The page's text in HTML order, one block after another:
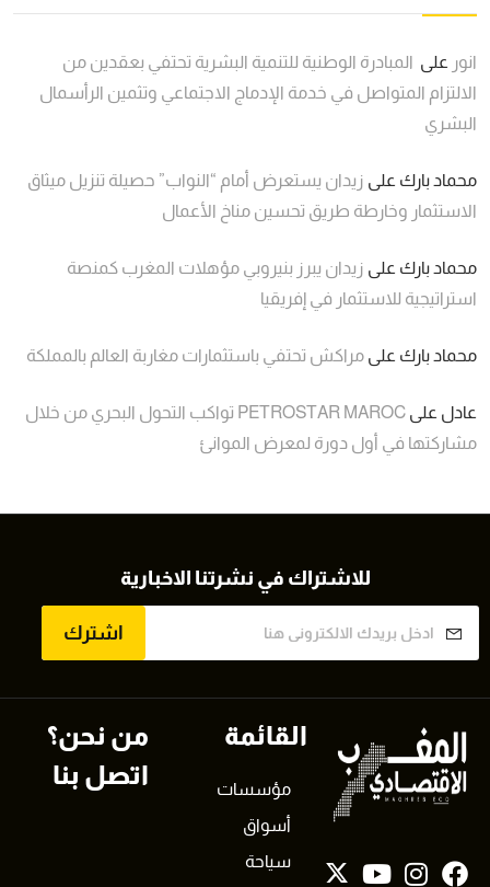
انور على المبادرة الوطنية للتنمية البشرية تحتفي بعقدين من
الالتزام المتواصل في خدمة الإدماج الاجتماعي وتثمين الرأسمال
البشري
محماد بارك على زيدان يستعرض أمام “النواب” حصيلة تنزيل ميثاق
الاستثمار وخارطة طريق تحسين مناخ الأعمال
محماد بارك على زيدان يبرز بنيروبي مؤهلات المغرب كمنصة
استراتيجية للاستثمار في إفريقيا
محماد بارك على مراكش تحتفي باستثمارات مغاربة العالم بالمملكة
عادل على
PETROSTAR MAROC تواكب التحول البحري من خلال
مشاركتها في أول دورة لمعرض الموانئ
للاشتراك في نشرتنا الاخبارية
اشترك
القائمة
مؤسسات
أسواق
سياحة
من نحن؟
اتصل بنا